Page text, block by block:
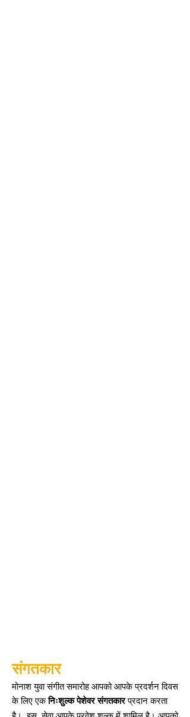
संगतकार
मोनाश युवा संगीत समारोह आपको आपके प्रदर्शन दिवस
के लिए एकनिःशुल्क पेशेवर संगतकारप्रदान करता